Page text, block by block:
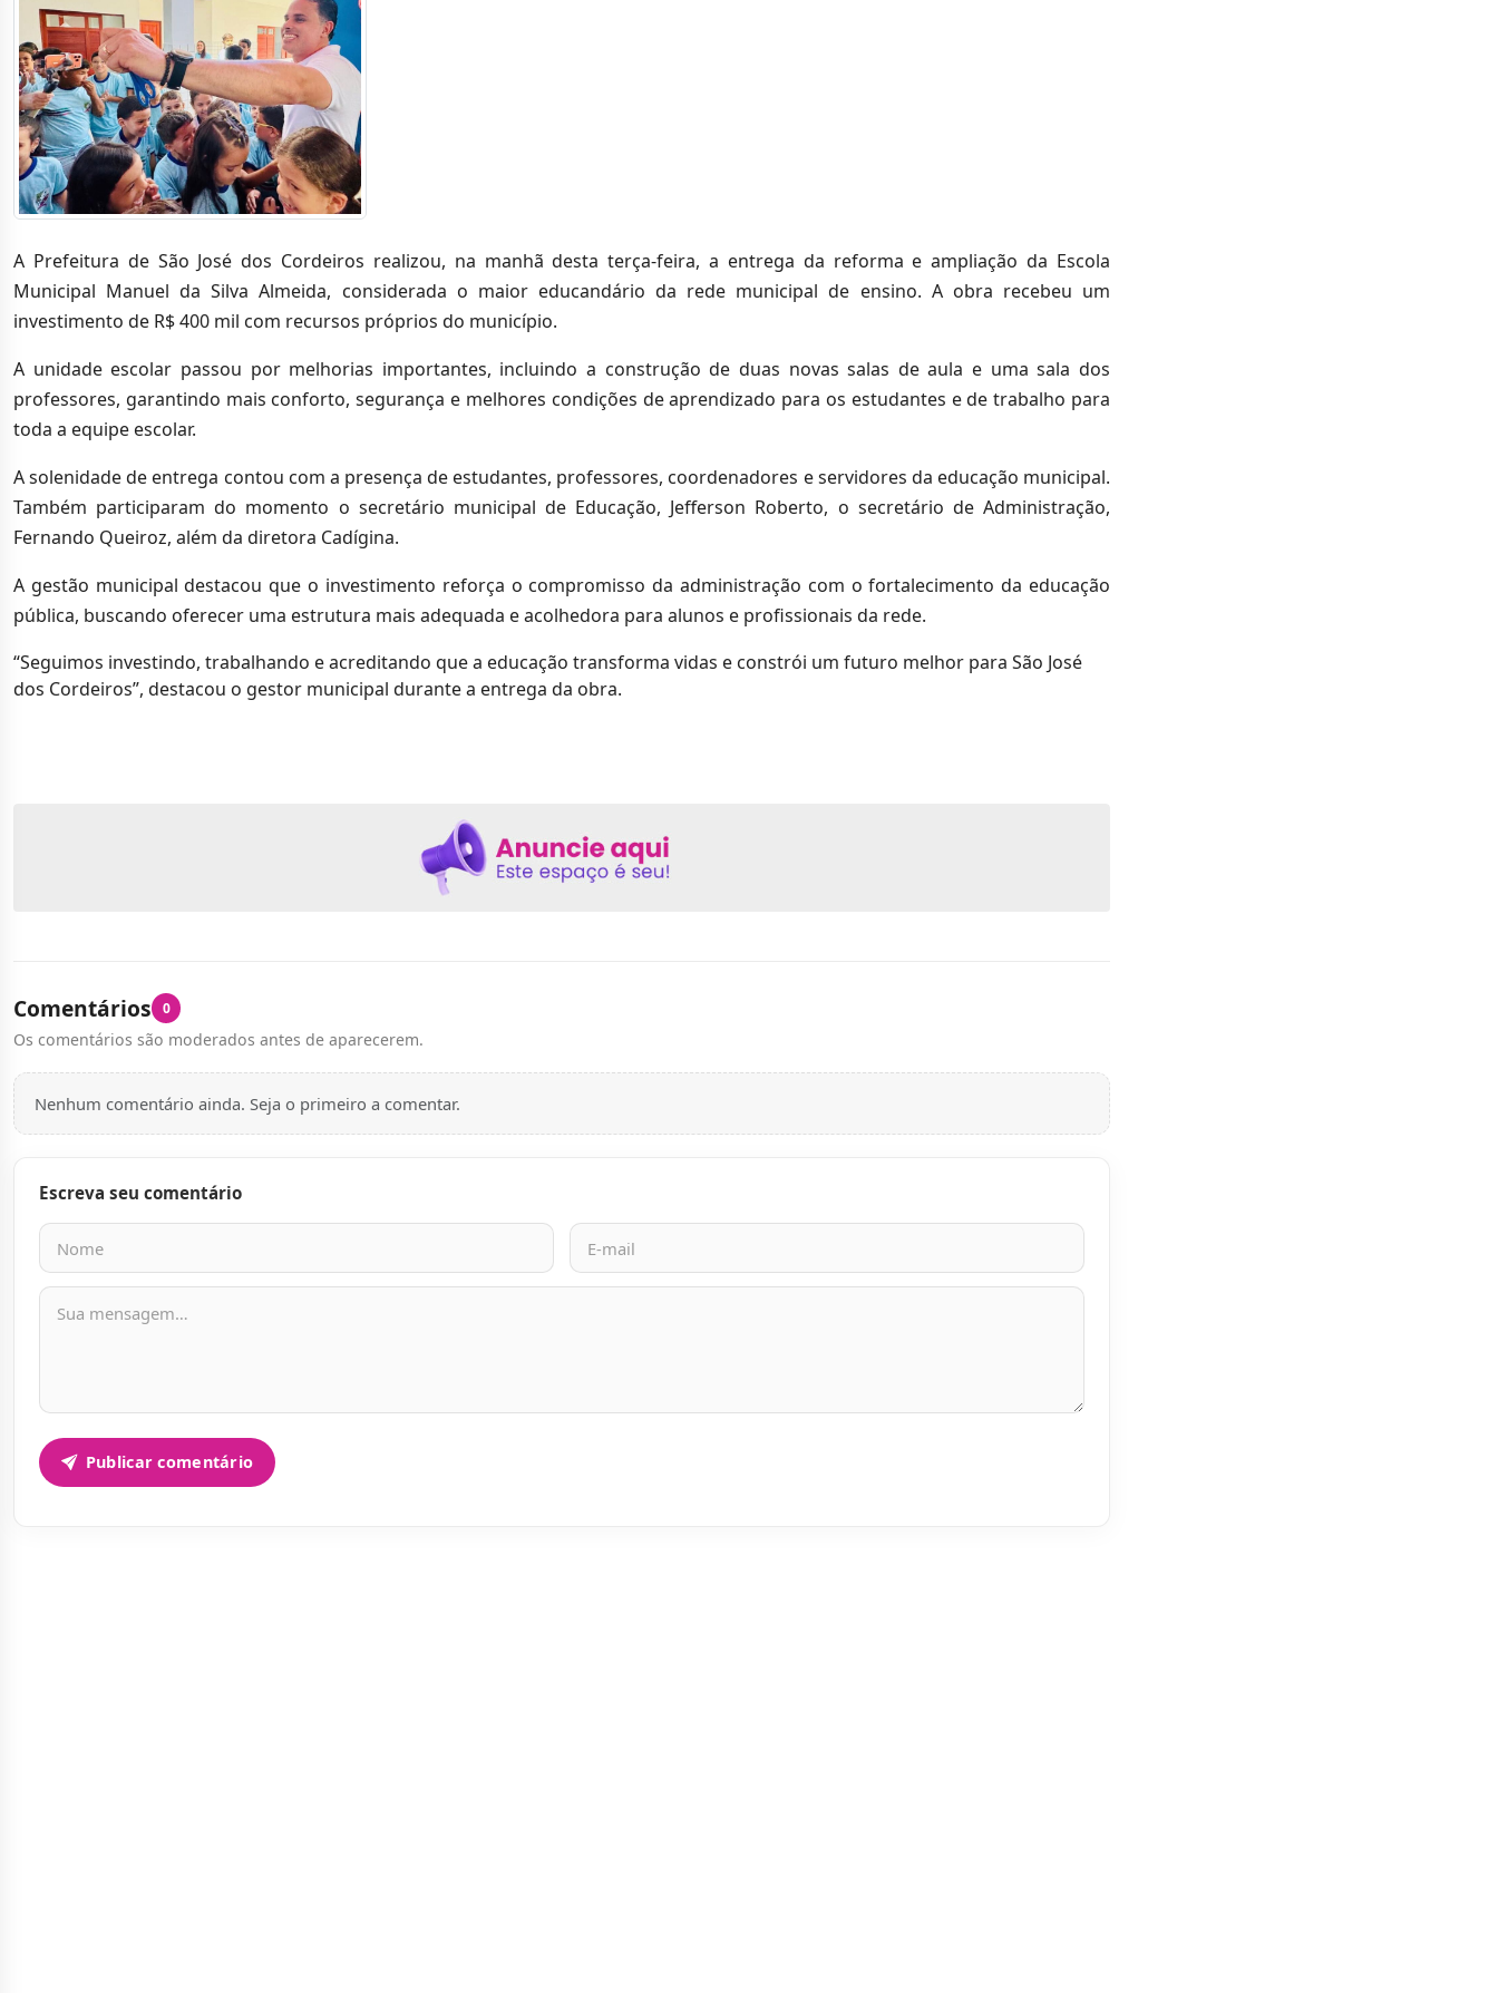
A Prefeitura de São José dos Cordeiros realizou, na manhã desta terça-feira, a entrega da reforma e ampliação da Escola
Municipal Manuel da Silva Almeida, considerada o maior educandário da rede municipal de ensino. A obra recebeu um
investimento de R$ 400 mil com recursos próprios do município.
A unidade escolar passou por melhorias importantes, incluindo a construção de duas novas salas de aula e uma sala dos
professores, garantindo mais conforto, segurança e melhores condições de aprendizado para os estudantes e de trabalho para
toda a equipe escolar.
A solenidade de entrega contou com a presença de estudantes, professores, coordenadores e servidores da educação municipal.
Também participaram do momento o secretário municipal de Educação, Jefferson Roberto, o secretário de Administração,
Fernando Queiroz, além da diretora Cadígina.
A gestão municipal destacou que o investimento reforça o compromisso da administração com o fortalecimento da educação
pública, buscando oferecer uma estrutura mais adequada e acolhedora para alunos e profissionais da rede.
“Seguimos investindo, trabalhando e acreditando que a educação transforma vidas e constrói um futuro melhor para São José
dos Cordeiros”, destacou o gestor municipal durante a entrega da obra.
Comentários 0
Os comentários são moderados antes de aparecerem.
Nenhum comentário ainda. Seja o primeiro a comentar.
Escreva seu comentário
Nome
E-mail
Mensagem
Publicar comentário